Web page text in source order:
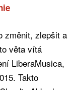
změnit, zlepšit a
věta vítá
LiberaMusica,
Takto